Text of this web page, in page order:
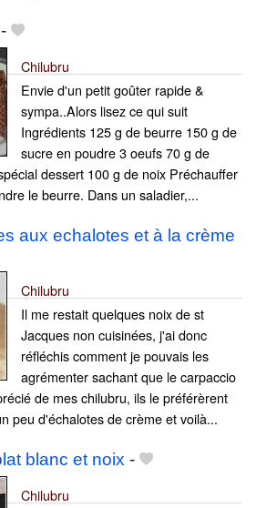
-
Chilubru
Envie d'un petit goûter rapide &
sympa..Alors lisez ce qui suit
Ingrédients 125 g de beurre 150 g de
sucre en poudre 3 oeufs 70 g de
dessert 100 g de noix Préchauffer
le beurre. Dans un saladier,...
aux echalotes et à la crème
Chilubru
Il me restait quelques noix de st
Jacques non cuisinées, j'ai donc
réfléchis comment je pouvais les
agrémenter sachant que le carpaccio
de mes chilubru, ils le préférèrent
peu d'échalotes de crème et voilà...
blanc et noix -
Chilubru